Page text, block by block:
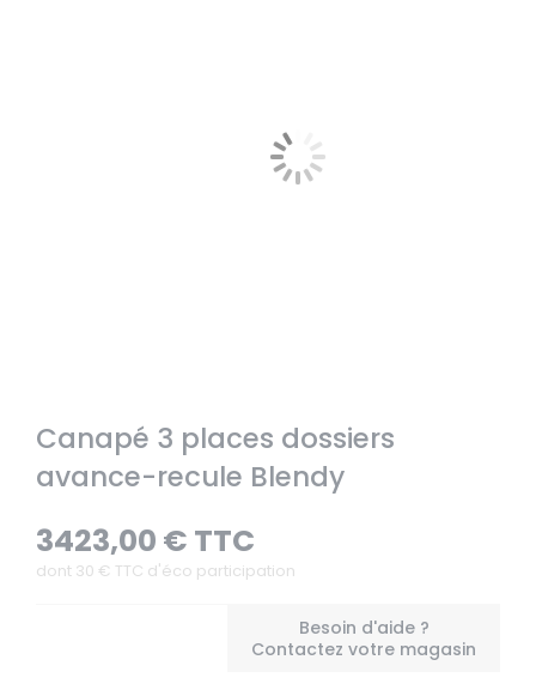
Canapé 3 places dossiers
avance-recule Blendy
3423,00 € TTC
dont 30 € TTC d'éco participation
Besoin d'aide ?
Contactez votre magasin